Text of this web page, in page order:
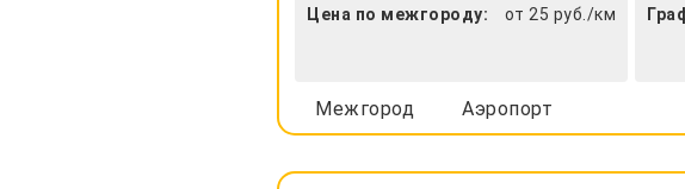
Цена по межгороду: от 25 руб./км
Межгород Аэропорт